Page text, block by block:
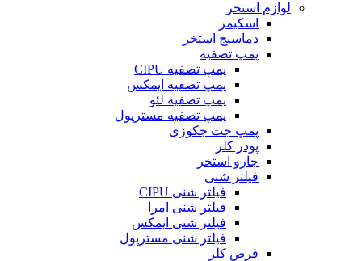
لوازم استخر
اسکیمر
دماسنج استخر
پمپ تصفیه
پمپ تصفیه CIPU
پمپ تصفیه ایمکس
پمپ تصفیه لئو
پمپ تصفیه مسترپول
پمپ جت جکوزی
پودر کلر
جارو استخر
فیلتر شنی
فیلتر شنی CIPU
فیلتر شنی امرا
فیلتر شنی ایمکس
فیلتر شنی مسترپول
قرص کلر